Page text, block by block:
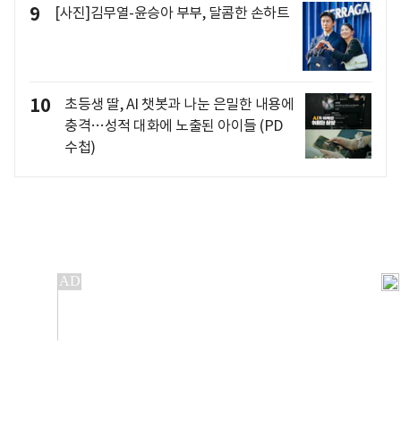
9 [사진]김무열-윤승아 부부, 달콤한 손하트
10
초등생 딸, AI 챗봇과 나눈 은밀한 내용에
충격…성적 대화에 노출된 아이들 (PD
수첩)